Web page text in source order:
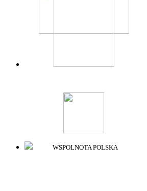
WSPOLNOTA POLSKA